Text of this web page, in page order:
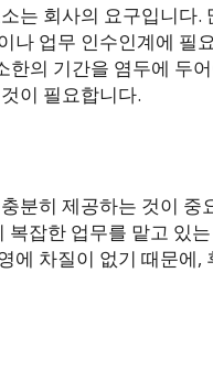
는 회사의 요구입니다
나 업무 인수인계에 필
의 기간을 염두에 두
이 필요합니다.
분히 제공하는 것이 중
잡한 업무를 맡고 있
에 차질이 없기 때문에